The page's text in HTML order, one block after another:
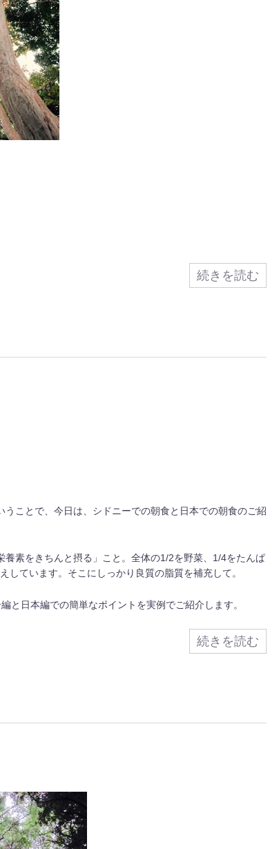
続きを読む
ことで、今日は、シドニーでの朝食と日本での朝食のご紹
素をきちんと摂る」こと。全体の1/2を野菜、1/4をたんぱ
ています。そこにしっかり良質の脂質を補充して。
と日本編での簡単なポイントを実例でご紹介します。
続きを読む